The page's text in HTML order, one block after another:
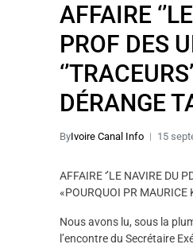
AFFAIRE
PROF DES
DÉRANGE
ByIvoire Canal Info 15
AFFAIRE ‘’LE NAVIRE DU
«POURQUOI PR MAURICE
Nous avons lu, sous la
l’encontre du Secrétaire